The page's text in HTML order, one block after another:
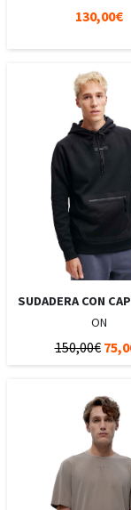
130,00€
SUDADERA CON
ON
150,00€